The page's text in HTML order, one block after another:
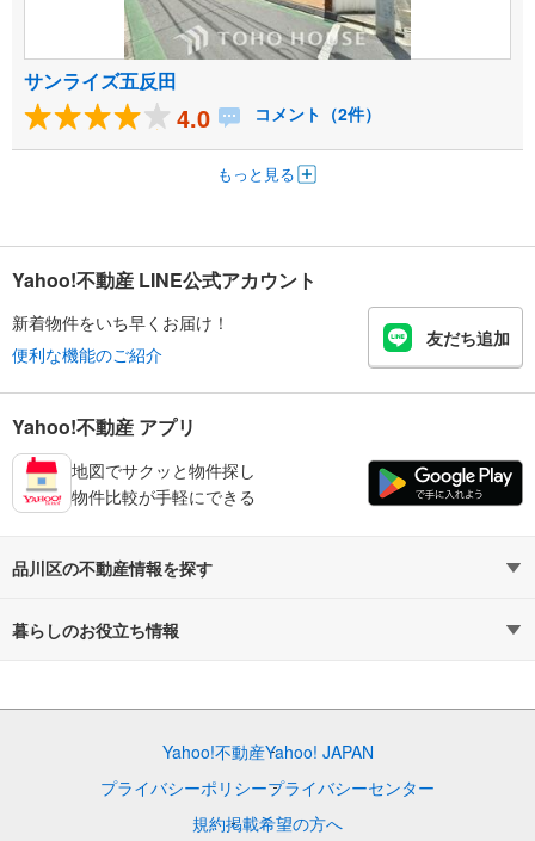
サンライズ五反田
4.0 コメント（2件）
もっと見る
Yahoo!不動産 LINE公式アカウント
新着物件をいち早くお届け！
便利な機能のご紹介
友だち追加
Yahoo!不動産 アプリ
地図でサクッと物件探し
物件比較が手軽にできる
品川区の不動産情報を探す
不動産・住宅
中古一戸建て
土地
暮らしのお役立ち情報
Yahoo!不動産Yahoo! JAPAN
プライバシーポリシープライバシーセンター
規約掲載希望の方へ